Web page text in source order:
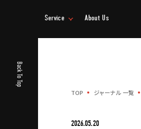
Service About Us
Back To Top
TOP ジャーナル 一覧
2026.05.20